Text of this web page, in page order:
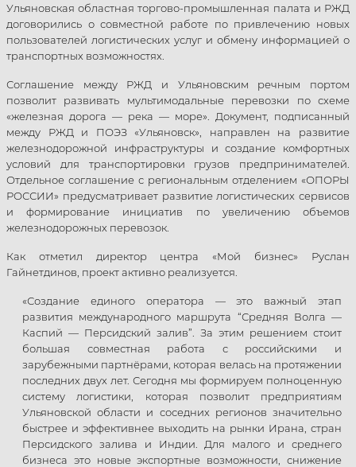
Ульяновская областная торгово-промышленная палата и РЖД
договорились о совместной работе по привлечению новых
пользователей логистических услуг и обмену информацией о
транспортных возможностях.
Соглашение между РЖД и Ульяновским речным портом
позволит развивать мультимодальные перевозки по схеме
«железная дорога — река — море». Документ, подписанный
между РЖД и ПОЭЗ «Ульяновск», направлен на развитие
железнодорожной инфраструктуры и создание комфортных
условий для транспортировки грузов предпринимателей.
Отдельное соглашение с региональным отделением «ОПОРЫ
РОССИИ» предусматривает развитие логистических сервисов
и формирование инициатив по увеличению объемов
железнодорожных перевозок.
Как отметил директор центра «Мой бизнес» Руслан
Гайнетдинов, проект активно реализуется.
«Создание единого оператора — это важный этап
развития международного маршрута “Средняя Волга —
Каспий — Персидский залив”. За этим решением стоит
большая совместная работа с российскими и
зарубежными партнёрами, которая велась на протяжении
последних двух лет. Сегодня мы формируем полноценную
систему логистики, которая позволит предприятиям
Ульяновской области и соседних регионов значительно
быстрее и эффективнее выходить на рынки Ирана, стран
Персидского залива и Индии. Для малого и среднего
бизнеса это новые экспортные возможности, снижение